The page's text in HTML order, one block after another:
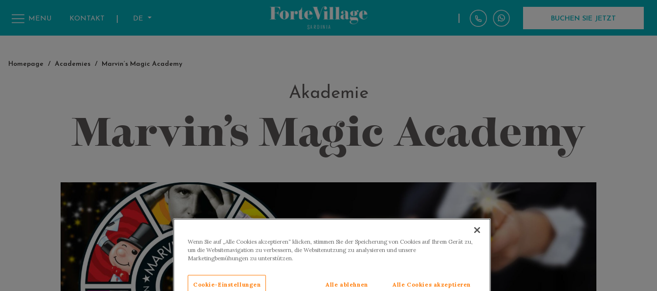
MENU KONTAKT | DE | BUCHEN SIE JETZT
Homepage / Academies / Marvin’s Magic Academy
Akademie
Marvin’s Magic Academy
Wenn Sie auf „Alle Cookies akzeptieren“ klicken, stimmen Sie der Speicherung von Cookies auf Ihrem Gerät zu,
um die Websitenavigation zu verbessern, die Websitenutzung zu analysieren und unsere
Marketingbemühungen zu unterstützen.
Alle ablehnen Alle Cookies akzeptieren
Cookie-Einstellungen